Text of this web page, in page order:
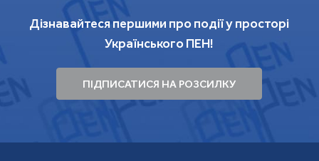
Дізнавайтеся першими про події у просторі
Українського ПЕН!
ПІДПИСАТИСЯ НА РОЗСИЛКУ